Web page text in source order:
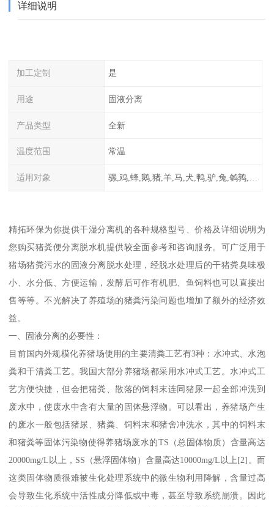
详细说明
加工定制 是
用途 固液分离
产品类型 全新
温度范围 常温
适用对象 骡,鸡,蜂,鹅,猪,羊,马,犬,鸭,驴,兔,鹌鹑,牛,鸽
精拓环保为你提供干湿分离机的各种规格型号、价格及详细说明为
您购买猪粪便分离脱水机提供较全面参考和咨询服务。可广泛用于
猪场猪粪污水的固液分离脱水处理，经脱水处理后的干猪粪臭味极
小、水分低、方便运输，发酵后可作有机肥、鱼饲料也可以直接出
售等等。不光解决了养殖场的猪粪污染问题也增加了额外的经济效
益。
一、固液分离的必要性：
目前国内外规模化养猪场使用的主要清粪工艺有3种：水冲式、水泡
粪和干清粪工艺。我国大部分养猪场都采用水冲式工艺。水冲式工
艺方便快捷，但会把猪粪、散落的饲料末连同猪尿一起全部冲洗到
废水中，使废水中含有大量的固体悬浮物。可以看出，养猪场产生
的废水一般包括猪尿、猪粪、饲料末和猪舍冲洗水，其中的饲料末
和猪粪等固体污染物使得养猪场废水的TS（总固体物质）含量高达
20000mg/L以上，SS（悬浮固体物）含量高达10000mg/L以上[2]。而
这类固体物质很难被生化处理系统中的微生物利用降解，含量过高
会导致生化系统中活性成分降低或中毒，甚至导致系统崩溃。因此